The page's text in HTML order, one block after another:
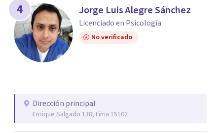
4 Jorge Luis Alegre Sánchez
Licenciado en Psicología
No verificado
Dirección principal
Enrique Salgado 138, Lima 15102